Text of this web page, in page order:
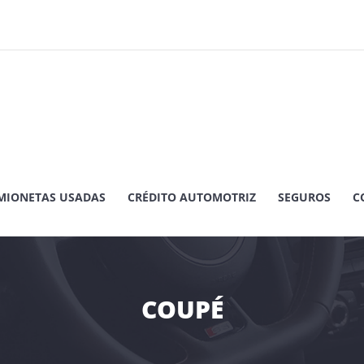
USADAS CRÉDITO AUTOMOTRIZ SEGUROS
COUPÉ